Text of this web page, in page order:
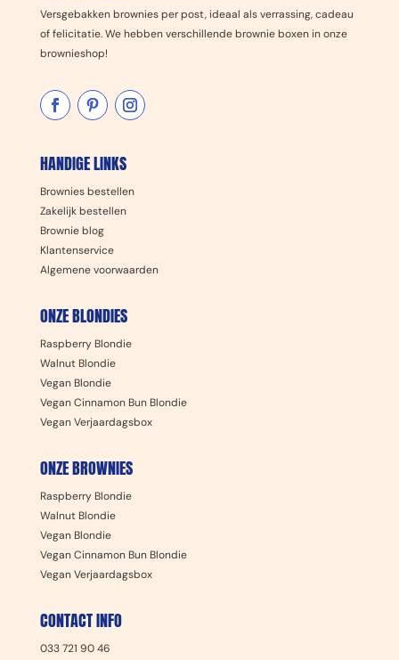
Versgebakken brownies per post, ideaal als verrassing, cadeau
of felicitatie. We hebben verschillende brownie boxen in onze
brownieshop!
HANDIGE LINKS
Brownies bestellen
Zakelijk bestellen
Brownie blog
Klantenservice
Algemene voorwaarden
ONZE BLONDIES
Raspberry Blondie
Walnut Blondie
Vegan Blondie
Vegan Cinnamon Bun Blondie
Vegan Verjaardagsbox
ONZE BROWNIES
Raspberry Blondie
Walnut Blondie
Vegan Blondie
Vegan Cinnamon Bun Blondie
Vegan Verjaardagsbox
CONTACT INFO
033 721 90 46